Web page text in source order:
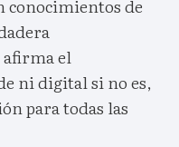
conocimientos de
el
ni digital si no es,
para todas las